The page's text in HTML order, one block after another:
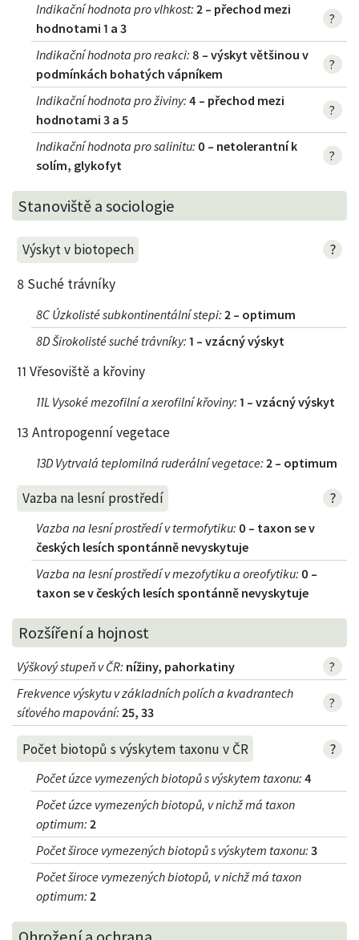
Indikační hodnota pro vlhkost: 2 – přechod mezi
hodnotami 1 a 3
?
Indikační hodnota pro reakci: 8 – výskyt většinou v
podmínkách bohatých vápníkem
?
Indikační hodnota pro živiny: 4 – přechod mezi
hodnotami 3 a 5
?
Indikační hodnota pro salinitu: 0 – netolerantní k
solím, glykofyt
?
Stanoviště a sociologie
Výskyt v biotopech ?
8 Suché trávníky
8C Úzkolisté subkontinentální stepi: 2 – optimum
8D Širokolisté suché trávníky: 1 – vzácný výskyt
11 Vřesoviště a křoviny
11L Vysoké mezofilní a xerofilní křoviny: 1 – vzácný výskyt
13 Antropogenní vegetace
13D Vytrvalá teplomilná ruderální vegetace: 2 – optimum
Vazba na lesní prostředí ?
Vazba na lesní prostředí v termofytiku: 0 – taxon se v
českých lesích spontánně nevyskytuje
Vazba na lesní prostředí v mezofytiku a oreofytiku: 0 –
taxon se v českých lesích spontánně nevyskytuje
Rozšíření a hojnost
Výškový stupeň v ČR: nížiny, pahorkatiny
?
Frekvence výskytu v základních polích a kvadrantech
síťového mapování: 25, 33
?
Počet biotopů s výskytem taxonu v ČR ?
Počet úzce vymezených biotopů s výskytem taxonu: 4
Počet úzce vymezených biotopů, v nichž má taxon
optimum: 2
Počet široce vymezených biotopů s výskytem taxonu: 3
Počet široce vymezených biotopů, v nichž má taxon
optimum: 2